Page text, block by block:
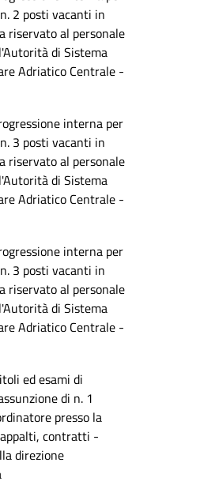
2 posti vacanti in
riservato al personale
di Sistema
Adriatico Centrale -
interna per
3 posti vacanti in
riservato al personale
di Sistema
Adriatico Centrale -
interna per
3 posti vacanti in
riservato al personale
di Sistema
Adriatico Centrale -
ed esami di
di n. 1
presso la
contratti -
direzione